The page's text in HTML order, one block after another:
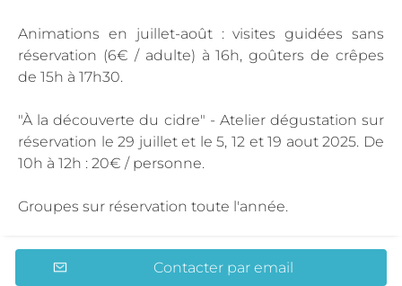
Animations en juillet-août : visites guidées sans
réservation (6€ / adulte) à 16h, goûters de crêpes
de 15h à 17h30.
"À la découverte du cidre" - Atelier dégustation sur
réservation le 29 juillet et le 5, 12 et 19 aout 2025. De
10h à 12h : 20€ / personne.
Groupes sur réservation toute l'année.
Contacter par email